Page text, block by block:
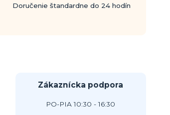
Doručenie štandardne do 24 hodín
Zákaznícka podpora
PO-PIA 10:30 - 16:30